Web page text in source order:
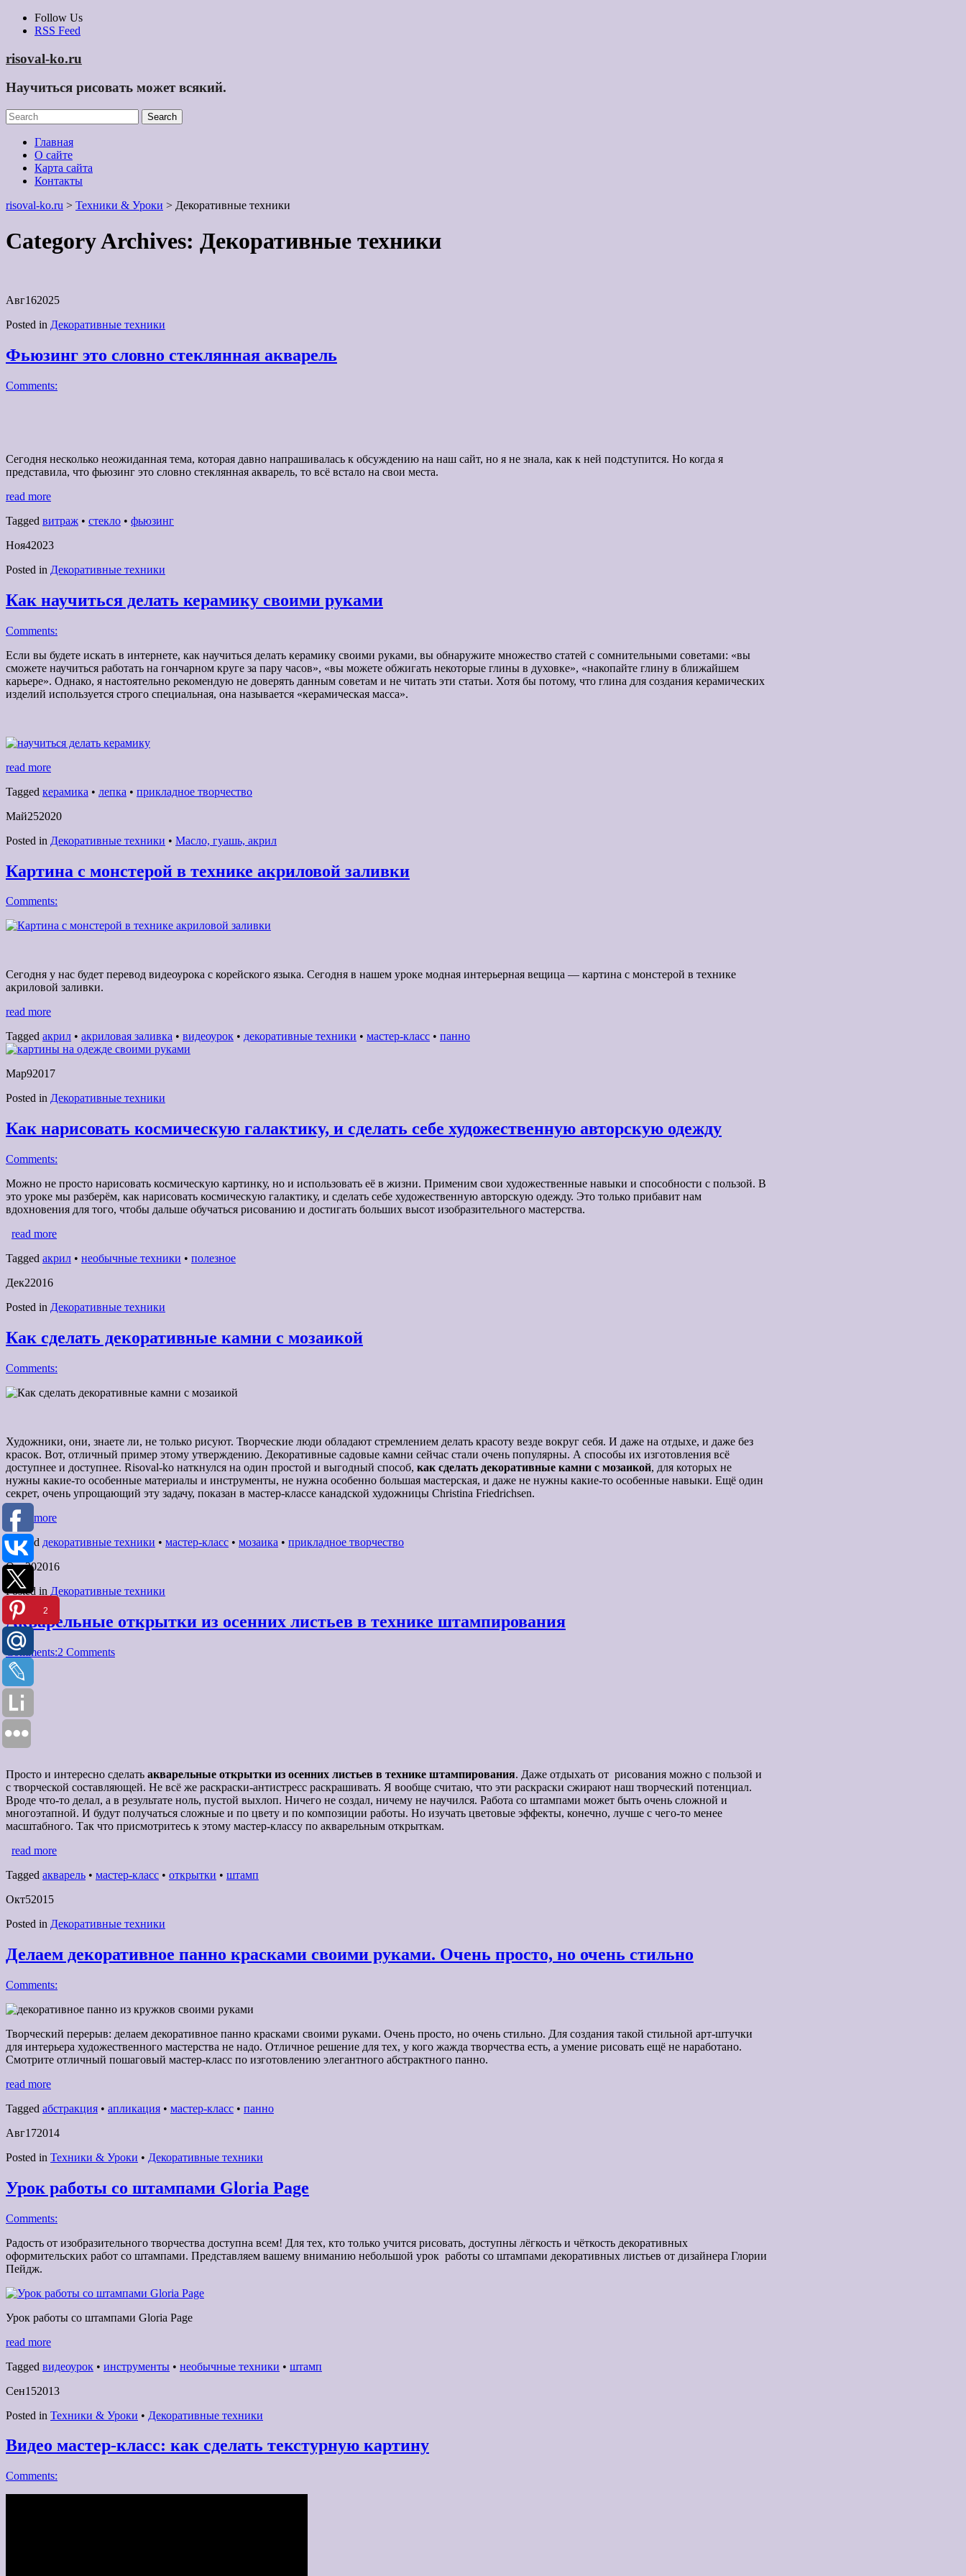
Skip
Follow Us
RSS Feed
risoval-ko.ru
Научиться рисовать может всякий.
Главная
О сайте
Карта сайта
Контакты
risoval-ko.ru > Техники & Уроки > Декоративные техники
Category Archives: Декоративные техники
Авг162025
Posted in Декоративные техники
Фьюзинг это словно стеклянная акварель
Comments:
Сегодня несколько неожиданная тема, которая давно напрашивалась к обсуждению на наш сайт, но я не знала, как к ней подступится. Но когда я
представила, что фьюзинг это словно стеклянная акварель, то всё встало на свои места.
read more
Tagged витраж • стекло • фьюзинг
Ноя42023
Posted in Декоративные техники
Как научиться делать керамику своими руками
Comments:
Если вы будете искать в интернете, как научиться делать керамику своими руками, вы обнаружите множество статей с сомнительными советами: «вы
сможете научиться работать на гончарном круге за пару часов», «вы можете обжигать некоторые глины в духовке», «накопайте глину в ближайшем
карьере». Однако, я настоятельно рекомендую не доверять данным советам и не читать эти статьи. Хотя бы потому, что глина для создания керамических
изделий используется строго специальная, она называется «керамическая масса».
read more
Tagged керамика • лепка • прикладное творчество
Май252020
Posted in Декоративные техники • Масло, гуашь, акрил
Картина с монстерой в технике акриловой заливки
Comments:
Сегодня у нас будет перевод видеоурока с корейского языка. Сегодня в нашем уроке модная интерьерная вещица — картина с монстерой в технике
акриловой заливки.
read more
Tagged акрил • акриловая заливка • видеоурок • декоративные техники • мастер-класс • панно
Мар92017
Posted in Декоративные техники
Как нарисовать космическую галактику, и сделать себе художественную авторскую одежду
Comments:
Можно не просто нарисовать космическую картинку, но и использовать её в жизни. Применим свои художественные навыки и способности с пользой. В
это уроке мы разберём, как нарисовать космическую галактику, и сделать себе художественную авторскую одежду. Это только прибавит нам
вдохновения для того, чтобы дальше обучаться рисованию и достигать больших высот изобразительного мастерства.
read more
Tagged акрил • необычные техники • полезное
Дек22016
Posted in Декоративные техники
Как сделать декоративные камни с мозаикой
Comments:
Художники, они, знаете ли, не только рисуют. Творческие люди обладают стремлением делать красоту везде вокруг себя. И даже на отдыхе, и даже без
красок. Вот, отличный пример этому утверждению. Декоративные садовые камни сейчас стали очень популярны. А способы их изготовления всё
доступнее и доступнее. Risoval-ko наткнулся на один простой и выгодный способ, как сделать декоративные камни с мозаикой, для которых не
нужны какие-то особенные материалы и инструменты, не нужна особенно большая мастерская, и даже не нужны какие-то особенные навыки. Ещё один
секрет, очень упрощающий эту задачу, показан в мастер-классе канадской художницы Christina Friedrichsen.
read more
Tagged декоративные техники • мастер-класс • мозаика • прикладное творчество
Окт302016
Posted in Декоративные техники
Акварельные открытки из осенних листьев в технике штампирования
Comments:2 Comments
Просто и интересно сделать акварельные открытки из осенних листьев в технике штампирования. Даже отдыхать от рисования можно с пользой и
с творческой составляющей. Не всё же раскраски-антистресс раскрашивать. Я вообще считаю, что эти раскраски сжирают наш творческий потенциал.
Вроде что-то делал, а в результате ноль, пустой выхлоп. Ничего не создал, ничему не научился. Работа со штампами может быть очень сложной и
многоэтапной. И будут получаться сложные и по цвету и по композиции работы. Но изучать цветовые эффекты, конечно, лучше с чего-то менее
масштабного. Так что присмотритесь к этому мастер-классу по акварельным открыткам.
read more
Tagged акварель • мастер-класс • открытки • штамп
Окт52015
Posted in Декоративные техники
Делаем декоративное панно красками своими руками. Очень просто, но очень стильно
Comments:
Творческий перерыв: делаем декоративное панно красками своими руками. Очень просто, но очень стильно. Для создания такой стильной арт-штучки
для интерьера художественного мастерства не надо. Отличное решение для тех, у кого жажда творчества есть, а умение рисовать ещё не наработано.
Смотрите отличный пошаговый мастер-класс по изготовлению элегантного абстрактного панно.
read more
Tagged абстракция • апликация • мастер-класс • панно
Авг172014
Posted in Техники & Уроки • Декоративные техники
Урок работы со штампами Gloria Page
Comments:
Радость от изобразительного творчества доступна всем! Для тех, кто только учится рисовать, доступны лёгкость и чёткость декоративных
оформительских работ со штампами. Представляем вашему вниманию небольшой урок работы со штампами декоративных листьев от дизайнера Глории
Пейдж.
Урок работы со штампами Gloria Page
read more
Tagged видеоурок • инструменты • необычные техники • штамп
Сен152013
Posted in Техники & Уроки • Декоративные техники
Видео мастер-класс: как сделать текстурную картину
Comments:
2